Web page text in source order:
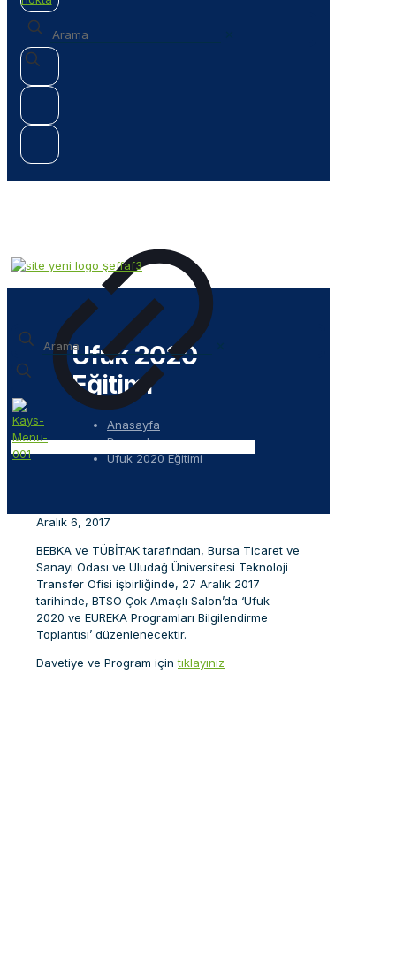
Ufuk 2020
Eğitimi
Anasayfa
Duyurular
Ufuk 2020 Eğitimi
Aralık 6, 2017
BEBKA ve TÜBİTAK tarafından, Bursa Ticaret ve
Sanayi Odası ve Uludağ Üniversitesi Teknoloji
Transfer Ofisi işbirliğinde, 27 Aralık 2017
tarihinde, BTSO Çok Amaçlı Salon’da ‘Ufuk
2020 ve EUREKA Programları Bilgilendirme
Toplantısı’ düzenlenecektir.
Davetiye ve Program içintıklayınız